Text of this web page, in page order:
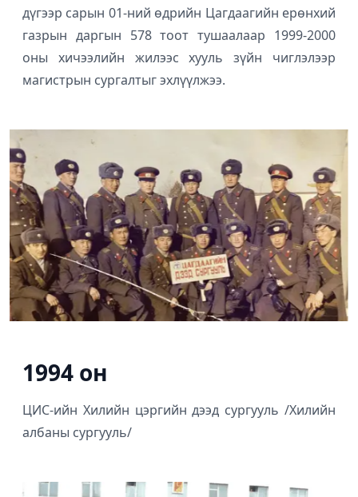
дүгээр сарын 01-ний өдрийн Цагдаагийн ерөнхий
газрын даргын 578 тоот тушаалаар 1999-2000
оны хичээлийн жилээс хууль зүйн чиглэлээр
магистрын сургалтыг эхлүүлжээ.
1994 он
ЦИС-ийн Хилийн цэргийн дээд сургууль /Хилийн
албаны сургууль/